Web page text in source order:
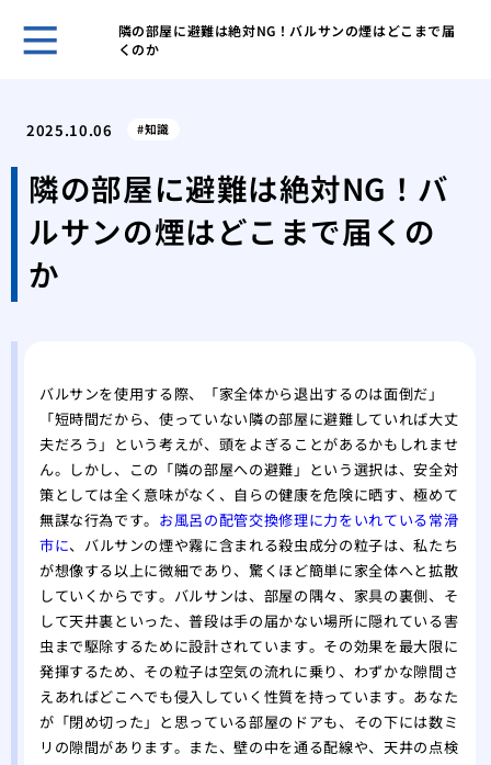
隣の部屋に避難は絶対NG！バルサンの煙はどこまで届
くのか
が
エ
ギ
2025.10.06 知識
隣の部屋に避難は絶対NG！バ
ルサンの煙はどこまで届くの
か
バルサンを使用する際、「家全体から退出するのは面倒だ」
「短時間だから、使っていない隣の部屋に避難していれば大丈
夫だろう」という考えが、頭をよぎることがあるかもしれませ
ん。しかし、この「隣の部屋への避難」という選択は、安全対
策としては全く意味がなく、自らの健康を危険に晒す、極めて
無謀な行為です。 お風呂の配管交換修理に力をいれている常滑
市に、バルサンの煙や霧に含まれる殺虫成分の粒子は、私たち
が想像する以上に微細であり、驚くほど簡単に家全体へと拡散
していくからです。バルサンは、部屋の隅々、家具の裏側、そ
して天井裏といった、普段は手の届かない場所に隠れている害
虫まで駆除するために設計されています。その効果を最大限に
発揮するため、その粒子は空気の流れに乗り、わずかな隙間さ
えあればどこへでも侵入していく性質を持っています。あなた
が「閉め切った」と思っている部屋のドアも、その下には数ミ
リの隙間があります。また、壁の中を通る配線や、天井の点検